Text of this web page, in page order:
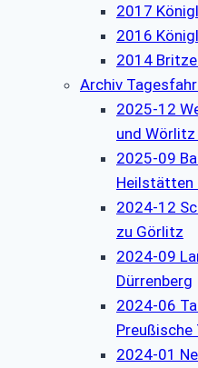
2017
2016
2014
Archiv
2025-12
und
2025-09
Heilstätten
2024-12
zu Görlitz
2024-09
Dürrenberg
2024-06
Preußische
2024-01